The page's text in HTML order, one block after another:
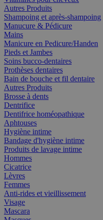
Autres Produits
Shampoing et après-shampoing
Manucure & Pédicure
Mains
Manicure en Pedicure/Handen
Pieds et Jambes
Soins bucco-dentaires
Prothèses dentaires
Bain de bouche et fil dentaire
Autres Produits
Brosse à dents
Dentrifice
Dentifrice homéopathique
Aphtouses
Hygiène intime
Bandage d'hygiène intime
Produits de lavage intime
Hommes
Cicatrice
Lèvres
Femmes
Anti-rides et vieillissement
Visage
Mascara